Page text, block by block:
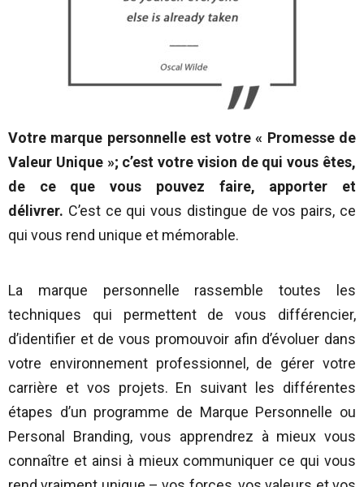
Votre marque personnelle est votre « Promesse de
Valeur Unique »; c’est votre vision de qui vous êtes,
de ce que vous pouvez faire, apporter et
délivrer. C’est ce qui vous distingue de vos pairs, ce
qui vous rend unique et mémorable.
La marque personnelle rassemble toutes les
techniques qui permettent de vous différencier,
d’identifier et de vous promouvoir afin d’évoluer dans
votre environnement professionnel, de gérer votre
carrière et vos projets. En suivant les différentes
étapes d’un programme de Marque Personnelle ou
Personal Branding, vous apprendrez à mieux vous
connaître et ainsi à mieux communiquer ce qui vous